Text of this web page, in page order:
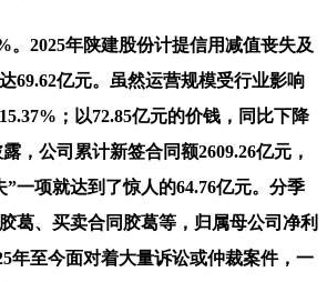
2025年陕建股份计提信用减值丧失及
69.62亿元。虽然运营规模受行业影响
；以72.85亿元的价钱，同比下降
，公司累计新签合同额2609.26亿元，
一项就达到了惊人的64.76亿元。分季
葛、买卖合同胶葛等，归属母公司净利
年至今面对着大量诉讼或仲裁案件，一